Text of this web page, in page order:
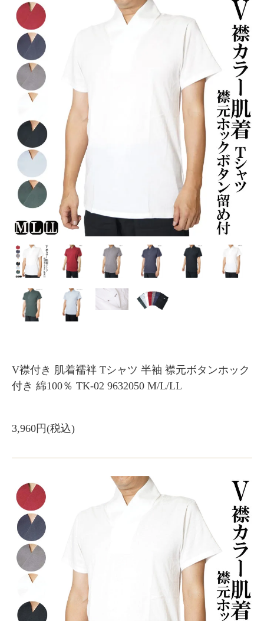
V襟付き 肌着襦袢 Tシャツ 半袖 襟元ボタンホック
付き 綿100％ TK-02 9632050 M/L/LL
3,960円(税込)